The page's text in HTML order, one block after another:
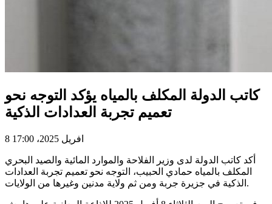
كاتب الدولة المكلف بالمياه يؤكد التوجه نحو
تعميم تجربة العدادات الذكية
8 افريل 2025، 17:00
أكد كاتب الدولة لدى وزير الفلاحة والموارد المائية والصيد البحري
المكلف بالمياه حمادي الحبيب، التوجه نحو تعميم تجربة العدادات
الذكية في جزيرة جربة ومن ثم ولاية مدنين وغيرها من الولايات.